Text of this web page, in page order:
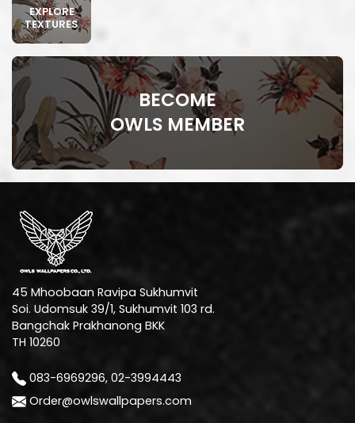
EXPLORE
TEXTURES
BECOME
OWLS MEMBER
45 Mhoobaan Ravipa Sukhumvit
Soi. Udomsuk 39/1, Sukhumvit 103 rd.
Bangchak Prakhanong BKK
TH 10260
083-6969296, 02-3994443
Order@owlswallpapers.com